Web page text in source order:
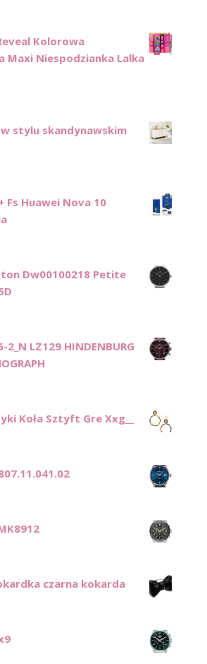
Kolorowa
Maxi Niespodzianka Lalka
stylu skandynawskim
Fs Huawei Nova 10
Dw00100218 Petite
2_N LZ129 HINDENBURG
Koła Sztyft Gre Xxg__
czarna kokarda